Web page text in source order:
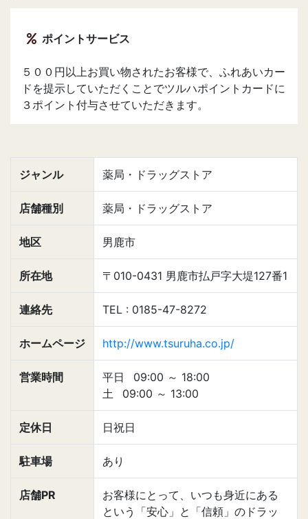
ポイントサービス
５００円以上お買い物されたお客様で、ふれあいカー
ドを提示していただくことでツルハポイントカードに
３ポイント付与させていただきます。
ジャンル 薬局・ドラッグストア
店舗種別 薬局・ドラッグストア
地区 男鹿市
所在地 〒010-0431 男鹿市払戸字大堤127番1
連絡先 TEL : 0185-47-8272
ホームページ http://www.tsuruha.co.jp/
営業時間 平日 09:00 ～ 18:00
土
09:00 ～ 13:00
定休日 日祝日
駐車場 あり
店舗PR
お客様にとって、いつも身近にある
という「安心」と「信頼」のドラッ